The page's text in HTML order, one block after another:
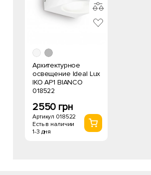
Архитектурное
освещение Ideal Lux
IKO AP1 BIANCO
018522
2550 грн
Артикул 018522
Есть в наличии
1-3 дня